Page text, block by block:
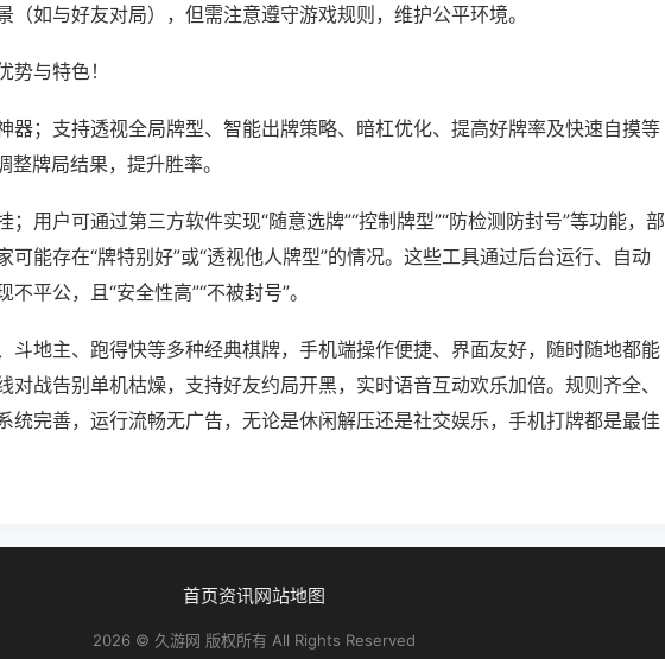
（如与好友对局），但需注意遵守游戏规则，维护公平环境。
势与特色！
器；支持透视全局牌型、智能出牌策略、暗杠优化、提高好牌率及快速自摸等
整牌局结果，提升胜率。
；用户可通过第三方软件实现“随意选牌”“控制牌型”“防检测防封号”等功能，部
可能存在“牌特别好”或“透视他人牌型”的情况。这些工具通过后台运行、自动
平公，且“安全性高”“不被封号”。
斗地主、跑得快等多种经典棋牌，手机端操作便捷、界面友好，随时随地都能
对战告别单机枯燥，支持好友约局开黑，实时语音互动欢乐加倍。规则齐全、
统完善，运行流畅无广告，无论是休闲解压还是社交娱乐，手机打牌都是最佳
首页资讯网站地图
2026 © 久游网 版权所有 All Rights Reserved